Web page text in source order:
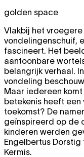
golden space
Vlakbij het vroegere
vondelingenschuif,
fascineert. Het
aantoonbare
belangrijk verhaal.
vondeling
Maar iedereen
betekenis heeft een
toekomst? De
geïnspireerd op de
kinderen werden
Engelbertus Dorstig
Kermis.